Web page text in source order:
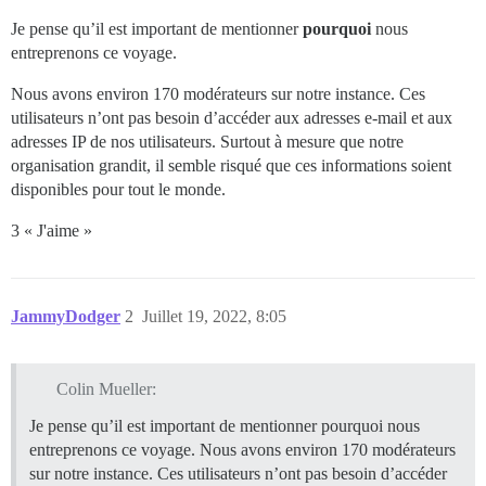
Je pense qu’il est important de mentionnerpourquoi nous
entreprenons ce voyage.
Nous avons environ 170 modérateurs sur notre instance. Ces
utilisateurs n’ont pas besoin d’accéder aux adresses e-mail et aux
adresses IP de nos utilisateurs. Surtout à mesure que notre
organisation grandit, il semble risqué que ces informations soient
disponibles pour tout le monde.
3 « J'aime »
JammyDodger Juillet 19, 2022, 8:05
2
Colin Mueller:
Je pense qu’il est important de mentionner pourquoi nous
entreprenons ce voyage. Nous avons environ 170 modérateurs
sur notre instance. Ces utilisateurs n’ont pas besoin d’accéder